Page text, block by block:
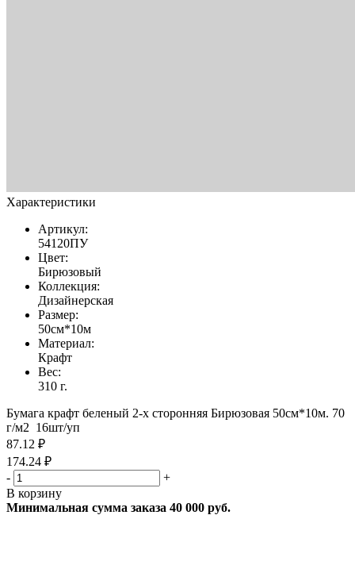
Характеристики
Артикул:
54120ПУ
Цвет:
Бирюзовый
Коллекция:
Дизайнерская
Размер:
50см*10м
Материал:
Крафт
Вес:
310 г.
Бумага крафт беленый 2-х сторонняя Бирюзовая 50см*10м. 70
г/м2 16шт/уп
87.12 ₽
174.24 ₽
-
+
В корзину
Минимальная сумма заказа 40 000 руб.